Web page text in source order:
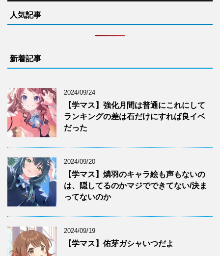
人気記事
新着記事
2024/09/24
【学マス】強化月間は普通にこれにして
ランキングの差は石だけにすれば良イベ
だった
2024/09/20
【学マス】燐羽のキャラ絵も声もないの
は、隠してるのかマジでできてない/決ま
ってないのか
2024/09/19
【学マス】佑芽ガシャいつだよ